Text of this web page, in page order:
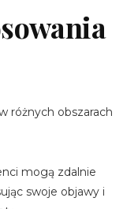
różnych obszarach
mogą zdalnie
swoje objawy i